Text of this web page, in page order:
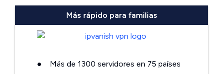
Más rápido para familias
● Más de 1300 servidores en 75 países